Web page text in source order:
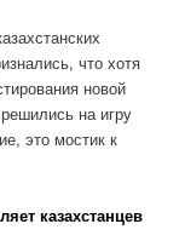
что хотя
новой
на игру
это мостик к
казахстанцев